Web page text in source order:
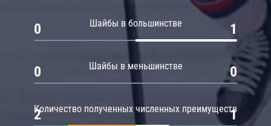
Шайбы в большинстве
0 1
Шайбы в меньшинстве
0 0
Количество полученных численных преимуществ
2 1